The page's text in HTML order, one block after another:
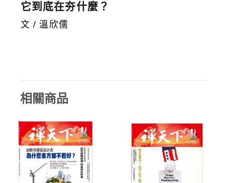
它到底在夯什麼？
文 / 溫欣儒
相關商品